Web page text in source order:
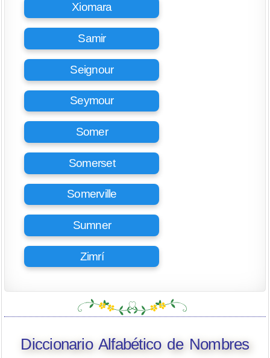
Xiomara
Samir
Seignour
Seymour
Somer
Somerset
Somerville
Sumner
Zimrí
Diccionario Alfabético de Nombres